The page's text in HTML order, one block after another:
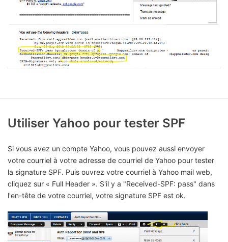
Utiliser Yahoo pour tester SPF
Si vous avez un compte Yahoo, vous pouvez aussi envoyer
votre courriel à votre adresse de courriel de Yahoo pour tester
la signature SPF. Puis ouvrez votre courriel à Yahoo mail web,
cliquez sur « Full Header ». S'il y a "Received-SPF: pass" dans
l'en-tête de votre courriel, votre signature SPF est ok.